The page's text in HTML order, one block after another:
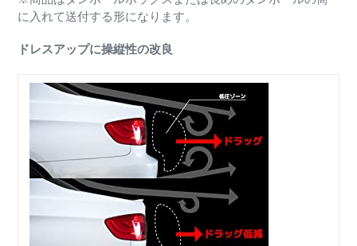
に入れて送付する形になります。
ドレスアップに操縦性の改良